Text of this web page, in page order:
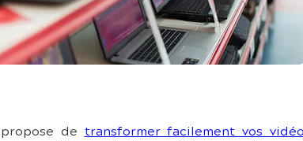
de transformer facilement vos